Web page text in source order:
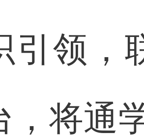
引领，
，将通